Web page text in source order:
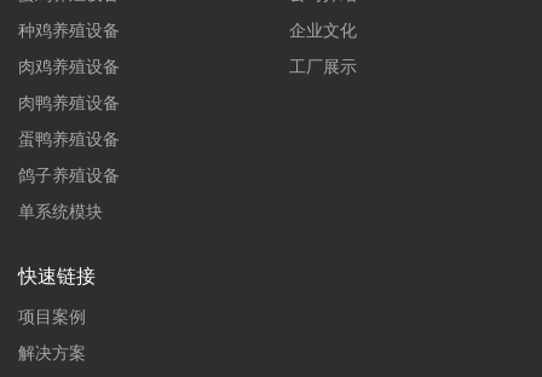
种鸡养殖设备
肉鸡养殖设备
肉鸭养殖设备
蛋鸭养殖设备
鸽子养殖设备
单系统模块
企业文化
工厂展示
快速链接
项目案例
解决方案